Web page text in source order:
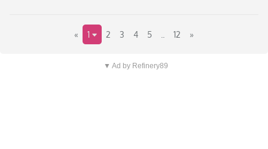
« 1 2 3 4 5 12 »
▼ Ad by Refinery89